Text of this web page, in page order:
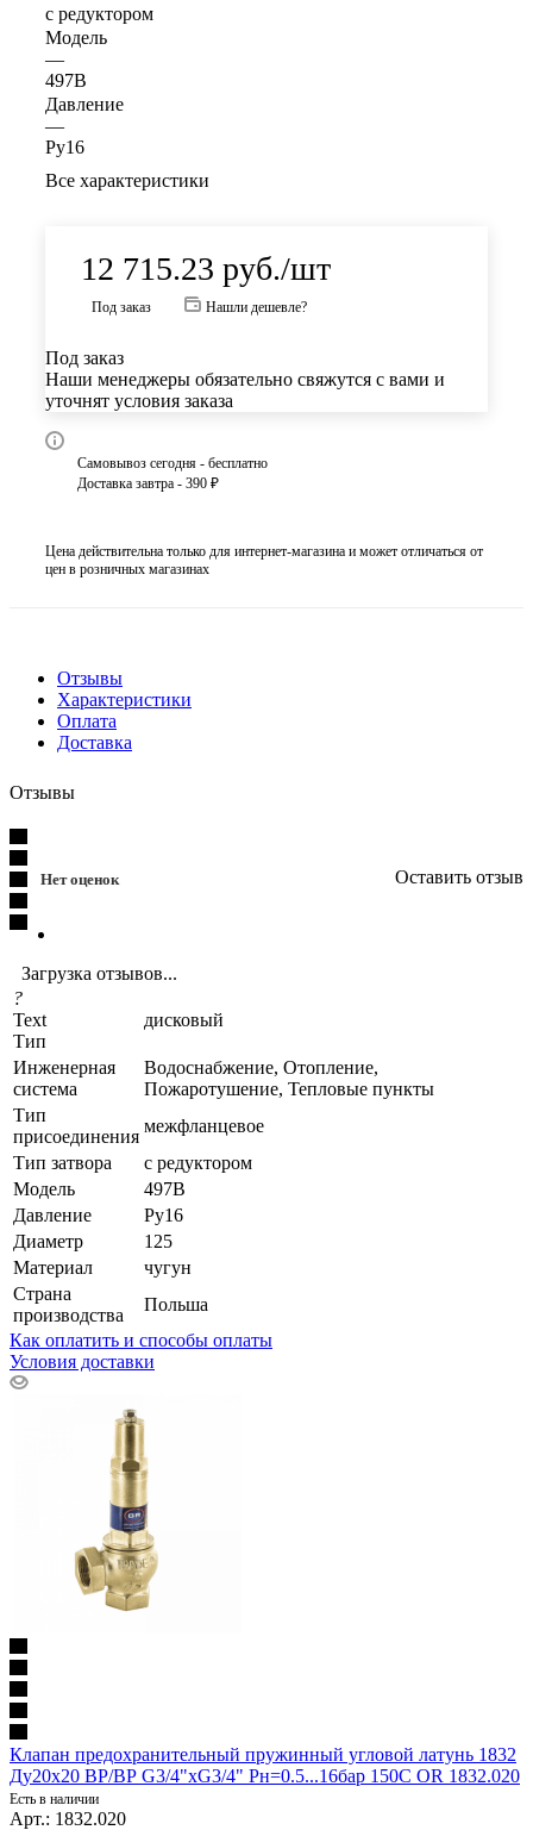
с редуктором
Модель
—
497B
Давление
—
Ру16
Все характеристики
12 715.23 руб./шт
Под заказ Нашли дешевле?
Под заказ
Наши менеджеры обязательно свяжутся с вами и
уточнят условия заказа
Самовывоз сегодня - бесплатно
Доставка завтра - 390 ₽
Цена действительна только для интернет-магазина и может отличаться от
цен в розничных магазинах
Отзывы
Характеристики
Оплата
Доставка
Отзывы
Нет оценок Оставить отзыв
Загрузка отзывов...
?
Text
Тип
дисковый
Инженерная
система
Водоснабжение, Отопление,
Пожаротушение, Тепловые пункты
Тип
присоединения
межфланцевое
Тип затвора
с редуктором
Модель
497B
Давление
Ру16
Диаметр
125
Материал
чугун
Страна
производства
Польша
Как оплатить и способы оплаты
Условия доставки
Клапан предохранительный пружинный угловой латунь 1832
Ду20х20 ВР/ВР G3/4"хG3/4" Рн=0.5...16бар 150С OR 1832.020
Есть в наличии
Арт.: 1832.020